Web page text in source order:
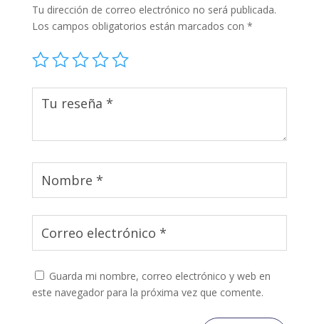
Tu dirección de correo electrónico no será publicada.
Los campos obligatorios están marcados con *
Guarda mi nombre, correo electrónico y web en
este navegador para la próxima vez que comente.